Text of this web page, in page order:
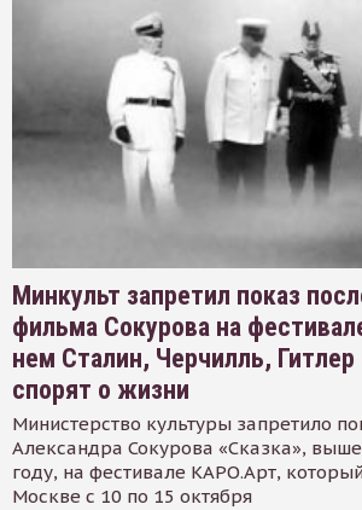
Минкульт запретил показ
фильма Сокурова на
нем Сталин, Черчилль,
спорят о жизни
Министерство культуры запретило
Александра Сокурова «Сказка»,
году, на фестивале КАРО.Арт,
Москве с 10 по 15 октября